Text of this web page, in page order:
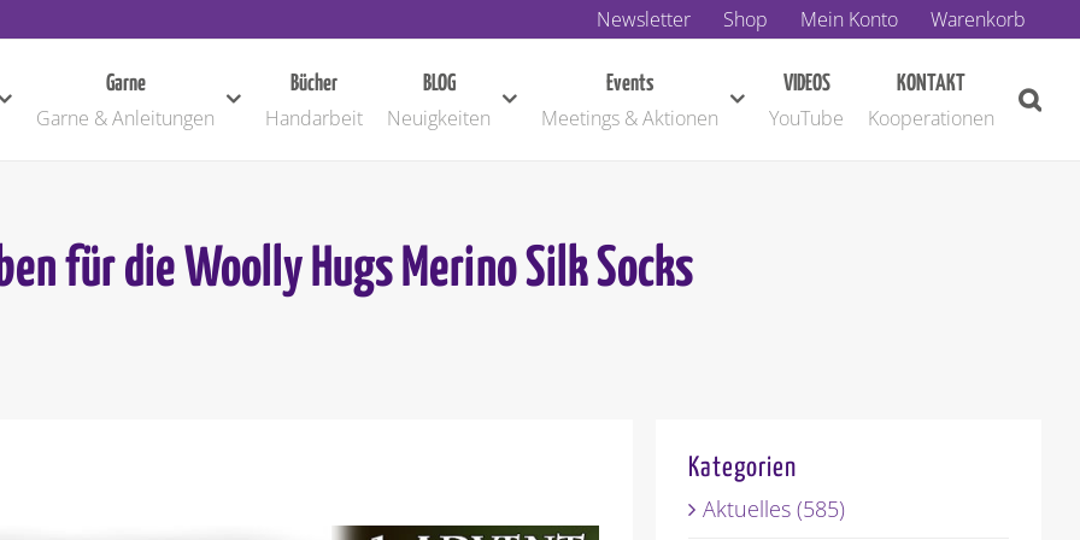
Newsletter Shop Mein Konto Warenkorb
Garne
Garne & Anleitungen
Bücher
Handarbeit
BLOG
Neuigkeiten
Events
Meetings & Aktionen
VIDEOS
YouTube
KONTAKT
Kooperationen
für die Woolly Hugs Merino Silk Socks
Kategorien
Aktuelles (585)